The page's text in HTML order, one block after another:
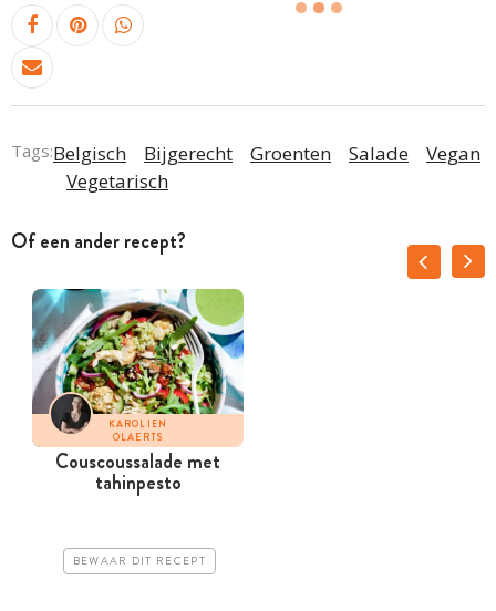
Tags:Belgisch Bijgerecht Groenten Salade
Vegan
Vegetarisch
Of een ander recept?
KAROLIEN
OLAERTS
Couscoussalade met
tahinpesto
BEWAAR DIT RECEPT